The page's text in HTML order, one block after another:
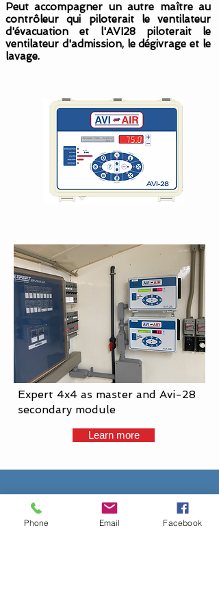
Peut accompagner un autre maître au
contrôleur qui piloterait le ventilateur
d'évacuation et l'AVI28 piloterait le
ventilateur d'admission, le dégivrage et le
lavage.
Expert 4x4 as master and Avi-28
secondary module
Learn more
Contactez-nous
Phone Email Facebook